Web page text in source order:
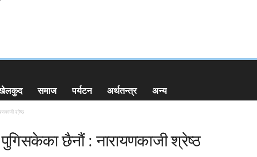
समाज पर्यटन अर्थतन्त्र अन्य
श्रेष्ठ
छैनौं : नारायणकाजी श्रेष्ठ